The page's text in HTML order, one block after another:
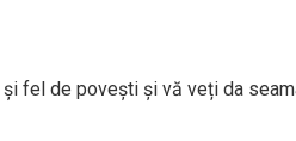
fel de povești și vă veți da